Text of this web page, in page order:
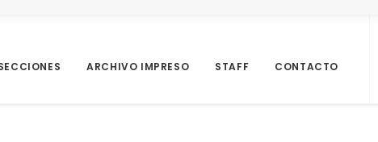
ARCHIVO IMPRESO STAFF CONTACTO